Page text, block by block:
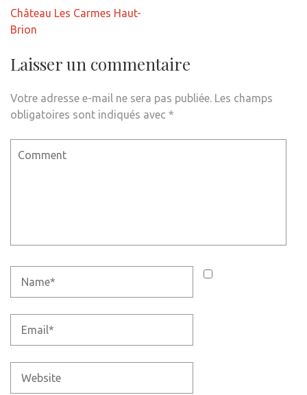
Navigation
de
Château Les Carmes Haut-
Brion
Laisser un commentaire
Votre adresse e-mail ne sera pas publiée. Les champs
obligatoires sont indiqués avec *